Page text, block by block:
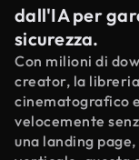
dall'IA per
sicurezza.
Con milioni di
creator, la
cinematografico
velocemente
una landing